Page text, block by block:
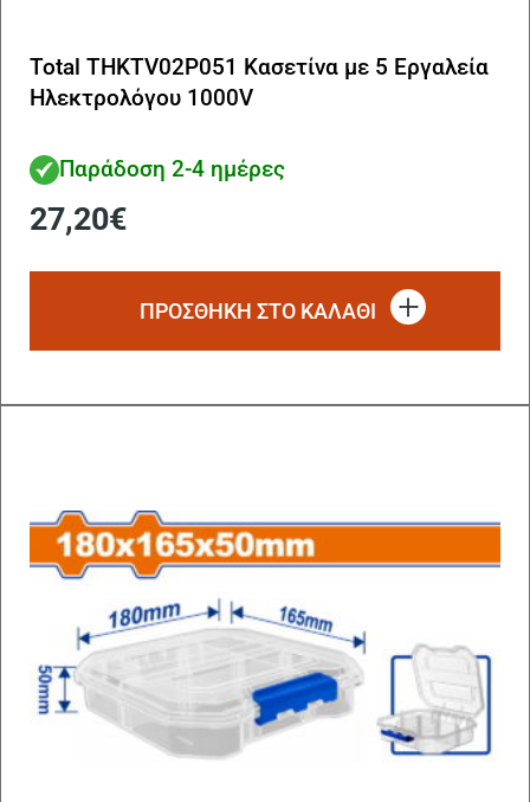
Total THKTV02P051 Κασετίνα με 5 Εργαλεία
Ηλεκτρολόγου 1000V
Παράδοση 2-4 ημέρες
27,20€
ΠΡΟΣΘΗΚΗ ΣΤΟ ΚΑΛΑΘΙ